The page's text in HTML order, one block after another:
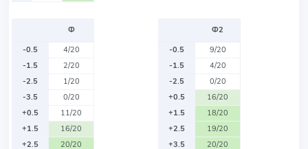
Ф
-0.5
4/20
-1.5
2/20
-2.5
1/20
-3.5
0/20
+0.5
11/20
+1.5
16/20
+2.5
20/20
Ф2
-0.5
9/20
-1.5
4/20
-2.5
0/20
+0.5
16/20
+1.5
18/20
+2.5
19/20
+3.5
20/20